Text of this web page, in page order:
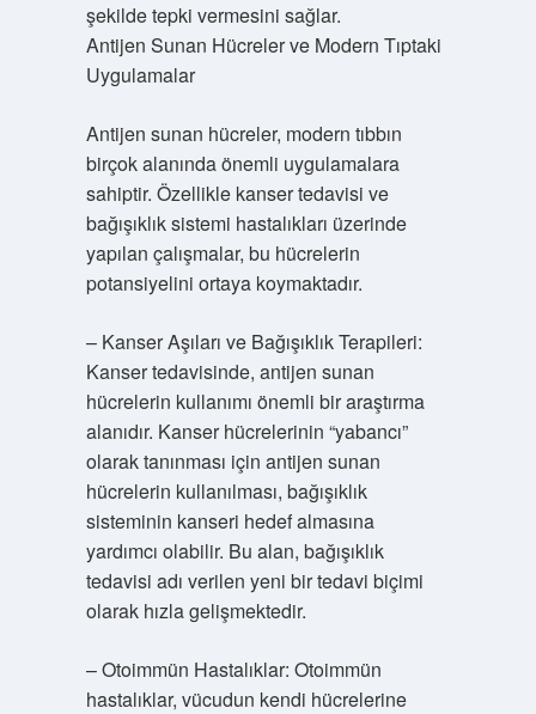
şekilde tepki vermesini sağlar.
Antijen Sunan Hücreler ve Modern Tıptaki
Uygulamalar
Antijen sunan hücreler, modern tıbbın
birçok alanında önemli uygulamalara
sahiptir. Özellikle kanser tedavisi ve
bağışıklık sistemi hastalıkları üzerinde
yapılan çalışmalar, bu hücrelerin
potansiyelini ortaya koymaktadır.
– Kanser Aşıları ve Bağışıklık Terapileri:
Kanser tedavisinde, antijen sunan
hücrelerin kullanımı önemli bir araştırma
alanıdır. Kanser hücrelerinin “yabancı”
olarak tanınması için antijen sunan
hücrelerin kullanılması, bağışıklık
sisteminin kanseri hedef almasına
yardımcı olabilir. Bu alan, bağışıklık
tedavisi adı verilen yeni bir tedavi biçimi
olarak hızla gelişmektedir.
– Otoimmün Hastalıklar: Otoimmün
hastalıklar, vücudun kendi hücrelerine